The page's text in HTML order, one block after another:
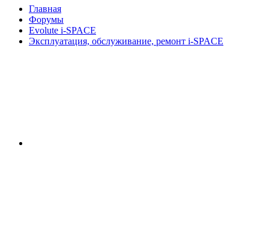
Главная
Форумы
Evolute i⁠-⁠SPACE
Эксплуатация, обслуживание, ремонт i-SPACE